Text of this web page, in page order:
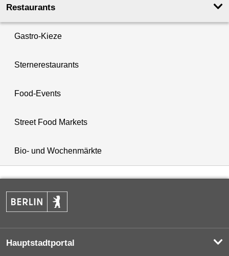
Restaurants
Gastro-Kieze
Sternerestaurants
Food-Events
Street Food Markets
Bio- und Wochenmärkte
Hauptstadtportal